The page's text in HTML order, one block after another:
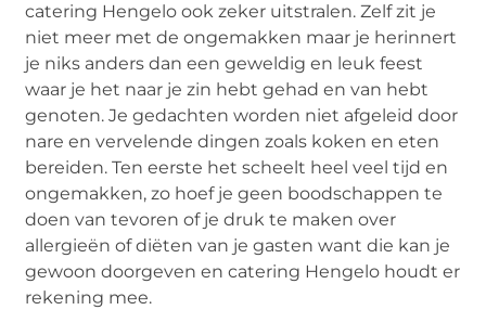
catering Hengelo ook zeker uitstralen. Zelf zit je
niet meer met de ongemakken maar je herinnert
je niks anders dan een geweldig en leuk feest
waar je het naar je zin hebt gehad en van hebt
genoten. Je gedachten worden niet afgeleid door
nare en vervelende dingen zoals koken en eten
bereiden. Ten eerste het scheelt heel veel tijd en
ongemakken, zo hoef je geen boodschappen te
doen van tevoren of je druk te maken over
allergieën of diëten van je gasten want die kan je
gewoon doorgeven en catering Hengelo houdt er
rekening mee.